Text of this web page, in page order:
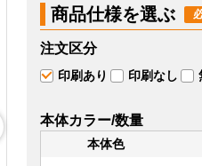
商品仕様を選ぶ
注文区分
印刷あり 印刷なし
本体カラー/数量
本体色